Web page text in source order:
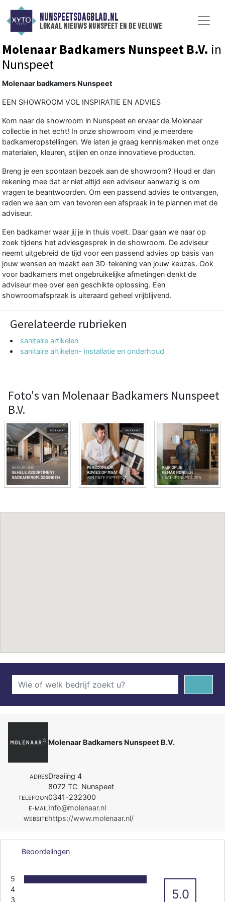
NUNSPEETSDAGBLAD.NL
lokaal nieuws nunspeet en de veluwe
Molenaar Badkamers Nunspeet B.V. in
Nunspeet
Molenaar badkamers Nunspeet
EEN SHOWROOM VOL INSPIRATIE EN ADVIES
Kom naar de showroom in Nunspeet en ervaar de Molenaar
collectie in het echt! In onze showroom vind je meerdere
badkameropstellingen. We laten je graag kennismaken met onze
materialen, kleuren, stijlen en onze innovatieve producten.
Breng je een spontaan bezoek aan de showroom? Houd er dan
rekening mee dat er niet altijd een adviseur aanwezig is om
vragen te beantwoorden. Om een passend advies te ontvangen,
raden we aan om van tevoren een afspraak in te plannen met de
adviseur.
Een badkamer waar jij je in thuis voelt. Daar gaan we naar op
zoek tijdens het adviesgesprek in de showroom. De adviseur
neemt uitgebreid de tijd voor een passend advies op basis van
jouw wensen en maakt een 3D-tekening van jouw keuzes. Ook
voor badkamers met ongebruikelijke afmetingen denkt de
adviseur mee over een geschikte oplossing. Een
showroomafspraak is uiteraard geheel vrijblijvend.
Gerelateerde rubrieken
sanitaire artikelen
sanitaire artikelen- installatie en onderhoud
Foto's van Molenaar Badkamers Nunspeet
B.V.
Molenaar Badkamers Nunspeet B.V.
ADRESDraaiing 4
8072 TC Nunspeet
TELEFOON0341-232300
E-MAILInfo@molenaar.nl
WEBSITEhttps://www.molenaar.nl/
Beoordelingen
5
4
3
5.0